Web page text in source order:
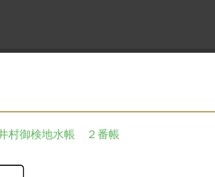
村御検地水帳 ２番帳